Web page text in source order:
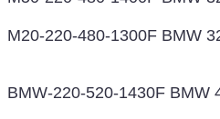
M20-220-480-1300F BMW
BMW-220-520-1430F BMW